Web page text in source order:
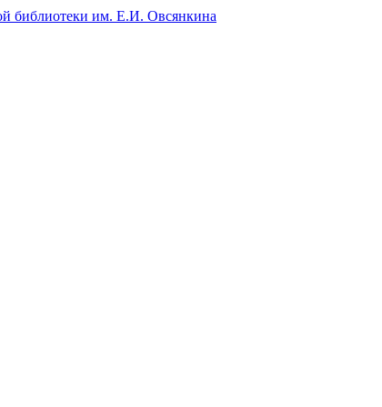
библиотеки им. Е.И. Овсянкина